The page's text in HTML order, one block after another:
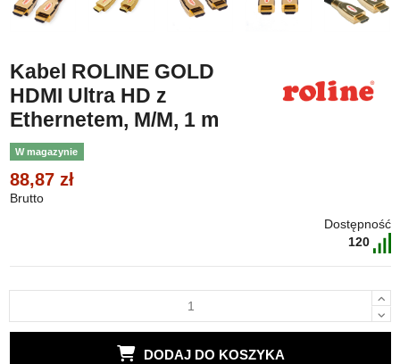
Kabel ROLINE GOLD
HDMI Ultra HD z
Ethernetem, M/M, 1 m
W magazynie
88,87 zł
Brutto
Dostępność
120
DODAJ DO KOSZYKA